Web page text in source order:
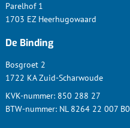
het
van
paginainhoud
Parelhof 1
1703 EZ Heerhugowaard
De Binding
Bosgroet 2
1722 KA Zuid-Scharwoude
KVK-nummer: 850 288 27
BTW-nummer: NL 8264 22 007